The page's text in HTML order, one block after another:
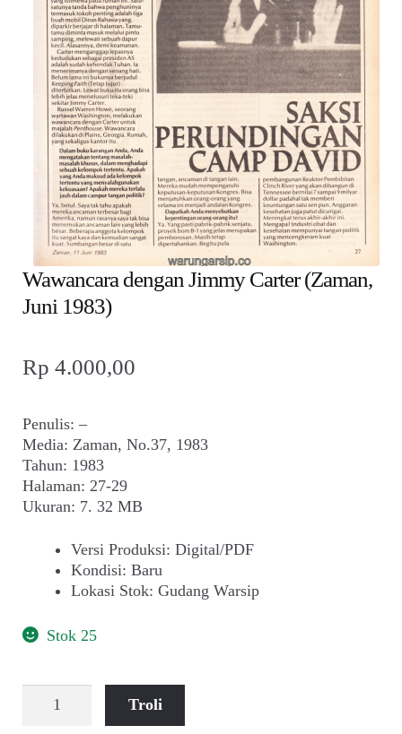
child
menu
Alamat
Rekening
Reseller
Wawancara dengan Jimmy Carter (Zaman,
Juni 1983)
Rp 4.000,00
Penulis: –
Media: Zaman, No.37, 1983
Tahun: 1983
Halaman: 27-29
Ukuran: 7. 32 MB
Versi Produksi: Digital/PDF
Kondisi: Baru
Lokasi Stok: Gudang Warsip
Stok 25
Wawancara
Troli